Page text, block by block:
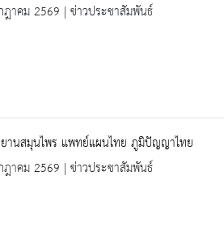
าคม 2569 | ข่าวประชาสัมพันธ์
านสมุนไพร แพทย์แผนไทย ภูมิปัญญาไทย
าคม 2569 | ข่าวประชาสัมพันธ์